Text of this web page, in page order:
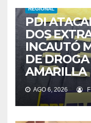
REGIONAL
PDI
DOS
INCAUTÓ
DE
AMARILLA
AGO 6, 2026